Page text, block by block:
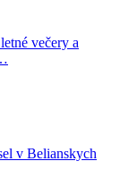
večery a
v Belianskych